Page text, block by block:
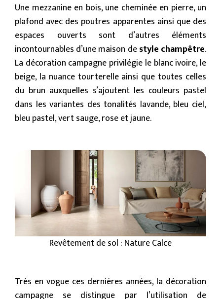
Une mezzanine en bois, une cheminée en pierre, un
plafond avec des poutres apparentes ainsi que des
espaces ouverts sont d’autres éléments
incontournables d’une maison destyle champêtre.
La décoration campagne privilégie le blanc ivoire, le
beige, la nuance tourterelle ainsi que toutes celles
du brun auxquelles s’ajoutent les couleurs pastel
dans les variantes des tonalités lavande, bleu ciel,
bleu pastel, vert sauge, rose et jaune.
Revêtement de sol : Nature Calce
Très en vogue ces dernières années, la décoration
campagne se distingue par l’utilisation de